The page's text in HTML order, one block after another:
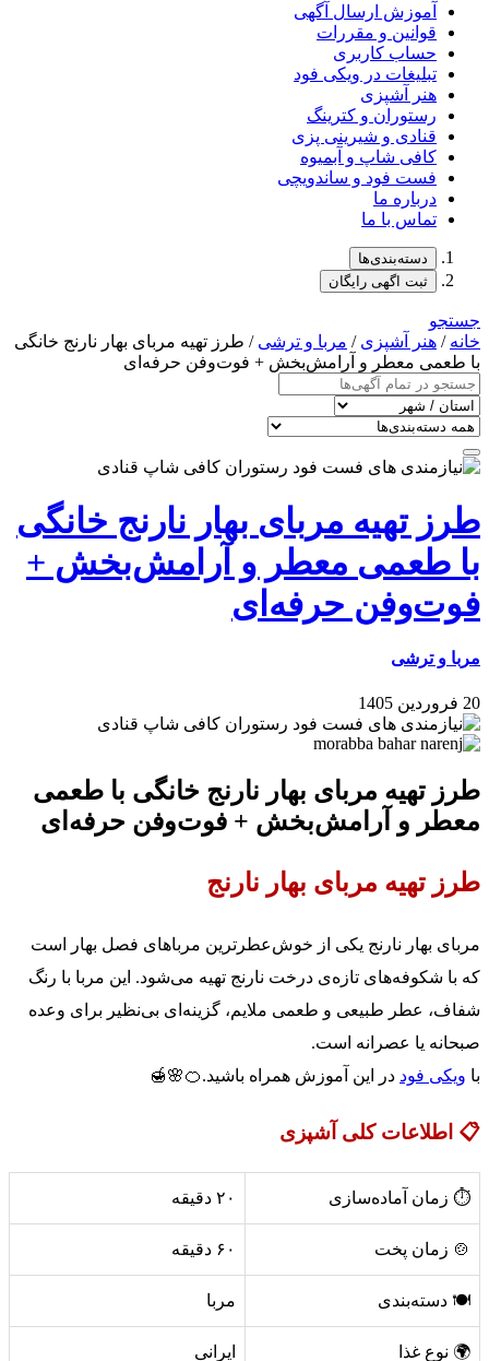
آموزش ارسال آگهی
قوانین و مقررات
حساب کاربری
تبلیغات در ویکی فود
هنر آشپزی
رستوران و کترینگ
قنادی و شیرینی پزی
کافی شاپ و آبمیوه
فست فود و ساندویچی
درباره ما
تماس با ما
دسته‌بندی‌ها
ثبت اگهی رایگان
جستجو
خانه / هنر آشپزی / مربا و ترشی / طرز تهیه مربای بهار نارنج خانگی
با طعمی معطر و آرامش‌بخش + فوت‌وفن حرفه‌ای
طرز تهیه مربای بهار نارنج خانگی
با طعمی معطر و آرامش‌بخش +
فوت‌وفن حرفه‌ای
مربا و ترشی
20 فروردین 1405
طرز تهیه مربای بهار نارنج خانگی با طعمی
معطر و آرامش‌بخش + فوت‌وفن حرفه‌ای
طرز تهیه مربای بهار نارنج
مربای بهار نارنج یکی از خوش‌عطرترین مرباهای فصل بهار است
که با شکوفه‌های تازه‌ی درخت نارنج تهیه می‌شود. این مربا با رنگ
شفاف، عطر طبیعی و طعمی ملایم، گزینه‌ای بی‌نظیر برای وعده
صبحانه یا عصرانه است.
با ویکی فود در این آموزش همراه باشید.🍊🌸🍯
📋 اطلاعات کلی آشپزی
⏱️ زمان آماده‌سازی ۲۰ دقیقه
🍲 زمان پخت ۶۰ دقیقه
🍽️ دسته‌بندی مربا
🌍 نوع غذا ایرانی